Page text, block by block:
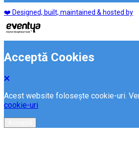
❤️ Designed, built, maintained & hosted by
Acceptă Cookies
Acest website folosește cookie-uri.
cookie-uri